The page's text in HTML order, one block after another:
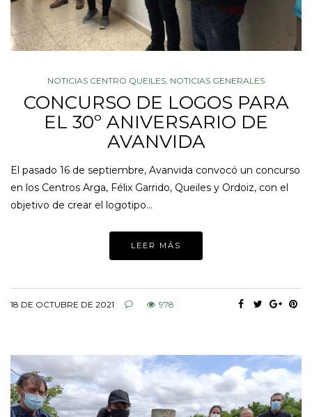
NOTICIAS CENTRO QUEILES, NOTICIAS GENERALES
CONCURSO DE LOGOS PARA
EL 30º ANIVERSARIO DE
AVANVIDA
El pasado 16 de septiembre, Avanvida convocó un concurso
en los Centros Arga, Félix Garrido, Queiles y Ordoiz, con el
objetivo de crear el logotipo…
LEER MÁS
18 DE OCTUBRE DE 2021 978